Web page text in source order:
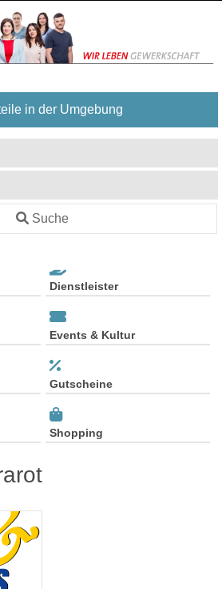
in der Umgebung
Suche
Dienstleister
Events & Kultur
Gutscheine
Shopping